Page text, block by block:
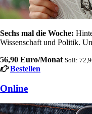
Sechs mal die Woche:
Wissenschaft und Politik.
56,90 Euro/Monat Soli:
Bestellen
Online